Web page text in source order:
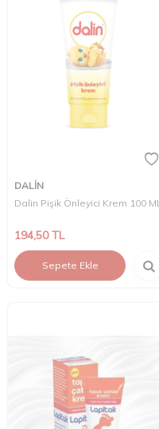
DALİN
Dalin Pişik Önleyici Krem 100 ML
194,50TL
Sepete Ekle